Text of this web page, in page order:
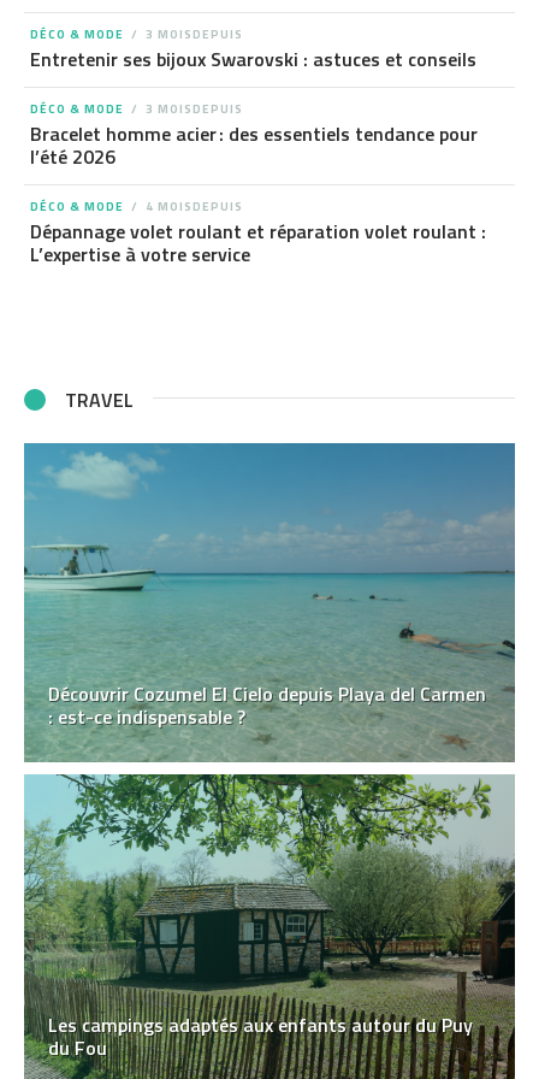
DÉCO & MODE 3 MOISDEPUIS
Entretenir ses bijoux Swarovski : astuces et conseils
DÉCO & MODE 3 MOISDEPUIS
Bracelet homme acier : des essentiels tendance pour
l’été 2026
DÉCO & MODE 4 MOISDEPUIS
Dépannage volet roulant et réparation volet roulant :
L’expertise à votre service
TRAVEL
Découvrir Cozumel El Cielo depuis Playa del Carmen
: est-ce indispensable ?
Les campings adaptés aux enfants autour du Puy
du Fou